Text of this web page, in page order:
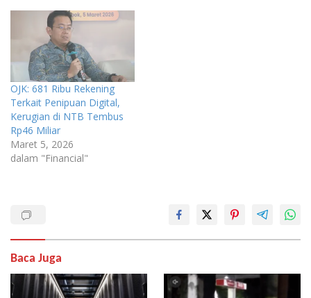
OJK: 681 Ribu Rekening
Terkait Penipuan Digital,
Kerugian di NTB Tembus
Rp46 Miliar
Maret 5, 2026
dalam "Financial"
Baca Juga